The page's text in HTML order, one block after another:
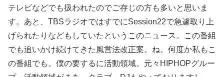
テレビなどでも扱われたのでご存じの方も多いと思いま
す。あと、TBSラジオではすでにSession22で急遽取り上
げられたりなどもしていたというこのニュース。この番組
でも追いかけ続けてきた風営法改正案。ね。何度か私もこ
の番組でも。僕の要するに活動領域。元々HIPHOPグルー